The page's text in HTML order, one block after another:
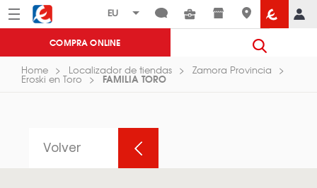
Menú Eroski
COMPRA ONLINE
Home Localizador de tiendas Zamora Provincia
Eroski en Toro FAMILIA TORO
Volver